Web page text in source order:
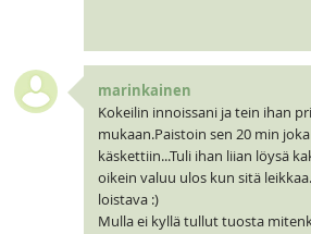
marinkainen
Kokeilin innoissani ja tein ihan
mukaan.Paistoin sen 20 min
käskettiin...Tuli ihan liian löysä
oikein valuu ulos kun sitä
loistava :)
Mulla ei kyllä tullut tuosta